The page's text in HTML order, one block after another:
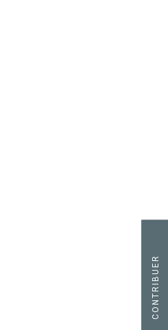
CONTRIBUER